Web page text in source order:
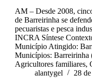
AM – Desde 2008,
de Barreirinha se
pecuaristas e pesca
INCRA Síntese
Município Atingido:
Municípios: Barreirinha
Agricultores
alantygel
28